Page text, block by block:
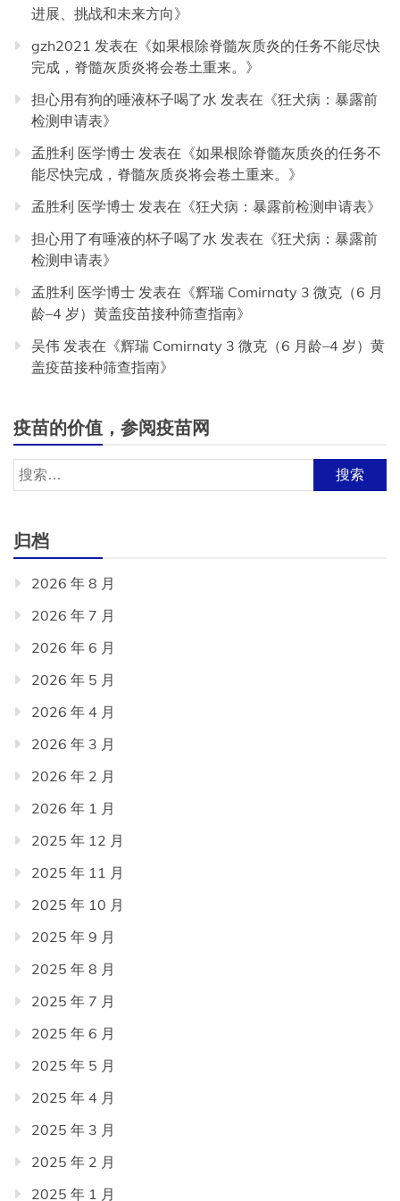
进展、挑战和未来方向》
gzh2021 发表在《如果根除脊髓灰质炎的任务不能尽快
完成，脊髓灰质炎将会卷土重来。 》
担心用有狗的唾液杯子喝了水 发表在《狂犬病：暴露前
检测申请表》
孟胜利 医学博士 发表在《如果根除脊髓灰质炎的任务不
能尽快完成，脊髓灰质炎将会卷土重来。 》
孟胜利 医学博士 发表在《狂犬病：暴露前检测申请表》
担心用了有唾液的杯子喝了水 发表在《狂犬病：暴露前
检测申请表》
孟胜利 医学博士 发表在《辉瑞 Comirnaty 3 微克（6 月
龄–4 岁）黄盖疫苗接种筛查指南》
吴伟 发表在《辉瑞 Comirnaty 3 微克（6 月龄–4 岁）黄
盖疫苗接种筛查指南》
疫苗的价值，参阅疫苗网
搜
索：
归档
2026 年 8 月
2026 年 7 月
2026 年 6 月
2026 年 5 月
2026 年 4 月
2026 年 3 月
2026 年 2 月
2026 年 1 月
2025 年 12 月
2025 年 11 月
2025 年 10 月
2025 年 9 月
2025 年 8 月
2025 年 7 月
2025 年 6 月
2025 年 5 月
2025 年 4 月
2025 年 3 月
2025 年 2 月
2025 年 1 月